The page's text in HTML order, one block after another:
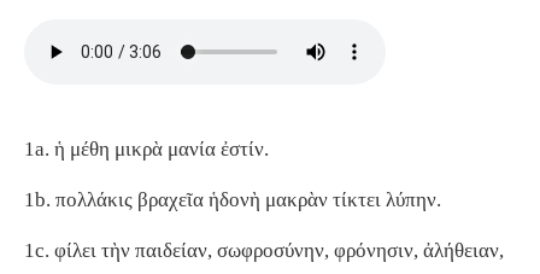
1a. ἡ μέθη μικρὰ μανία ἐστίν.
1b. πολλάκις βραχεῖα ἡδονὴ μακρὰν τίκτει λύπην.
1c. φίλει τὴν παιδείαν, σωφροσύνην, φρόνησιν, ἀλήθειαν,